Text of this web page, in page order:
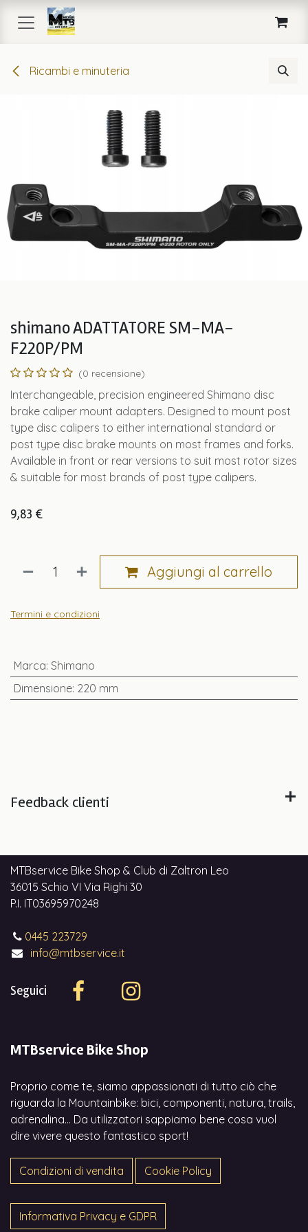
Passa al contenuto
Ricambi e minuteria
shimano ADATTATORE SM-MA-
F220P/PM
(0 recensione)
Interchangeable, precision engineered Shimano disc
brake caliper mount adapters. Designed to mount post
type disc calipers to either international standard or
post type disc brake mounts on most frames and forks.
Available in front or rear versions to suit most rotor sizes
& suitable for most brands of post type calipers.
9,83 €
Aggiungi al carrello
Termini e condizioni
Marca: Shimano
Dimensione: 220 mm
Feedback clienti
MTBservice Bike Shop & Club di Zaltron Leo
36015 Schio VI Via Righi 30
P.I. IT03695970248
0445 223729
info@mtbservice.it
Seguici
MTBservice Bike Shop
Proprio come te, siamo appassionati di tutto ciò che
riguarda la Mountainbike: bici, componenti, natura, trails,
adrenalina... Da utilizzatori sappiamo bene cosa vuol
dire vivere questo fantastico sport!
Condizioni di vendita Cookie Policy
Informativa Privacy e GDPR